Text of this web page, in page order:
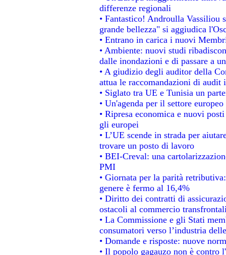
differenze regionali
• Fantastico! Androulla Vassiliou
grande bellezza" si aggiudica
• Entrano in carica i nuovi
• Ambiente: nuovi studi
dalle inondazioni e di passare a
• A giudizio degli auditor della
attua le raccomandazioni di audit
• Siglato tra UE e Tunisia un
• Un'agenda per il settore
• Ripresa economica e nuovi
gli europei
• L’UE scende in strada per
trovare un posto di lavoro
• BEI-Creval: una
PMI
• Giornata per la parità
genere è fermo al 16,4%
• Diritto dei contratti di
ostacoli al commercio
• La Commissione e gli Stati
consumatori verso l’industria
• Domande e risposte: nuove
• Il popolo gagauzo non è contro